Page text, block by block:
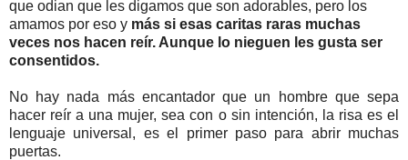
que odian que les digamos que son adorables, pero los
amamos por eso y más si esas caritas raras muchas
veces nos hacen reír. Aunque lo nieguen les gusta ser
consentidos.
No hay nada más encantador que un hombre que sepa
hacer reír a una mujer, sea con o sin intención, la risa es el
lenguaje universal, es el primer paso para abrir muchas
puertas.